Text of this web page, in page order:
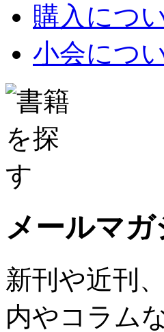
購入につ
小会につ
メールマガ
新刊や近刊
内やコラム